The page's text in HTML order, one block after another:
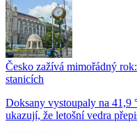
Česko zažívá mimořádný
stanicích
Doksany vystoupaly na 41,9
ukazují, že letošní vedra